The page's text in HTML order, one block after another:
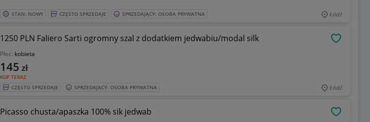
STAN: NOWY CZĘSTO SPRZEDAJE SPRZEDAJĄCY: OSOBA PRYWATNA Łódź
1250 PLN Faliero Sarti ogromny szal z dodatkiem jedwabiu/modal silk
Płeć: kobieta
KUP TERAZ
145 zł
CZĘSTO SPRZEDAJE SPRZEDAJĄCY: OSOBA PRYWATNA Łódź
Picasso chusta/apaszka 100% sik jedwab